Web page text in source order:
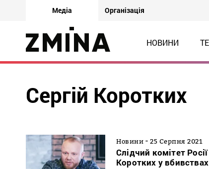
Медіа Організація
НОВИНИ
Сергій Коротких
Новини - 25 Серпня 2021
Слідчий комітет
Коротких у вбивствах